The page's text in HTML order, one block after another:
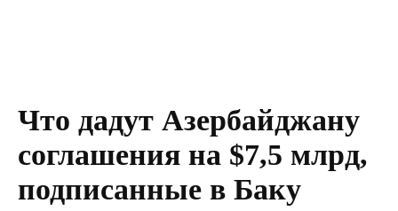
Что дадут Азербайджану
соглашения на $7,5 млрд,
подписанные в Баку